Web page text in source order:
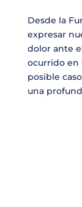
Desde la
expresar
dolor ante
ocurrido en
posible
una